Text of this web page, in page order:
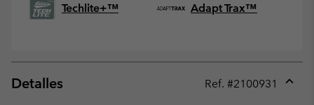
Techlite+™ Adapt Trax™
Detalles Ref. #2100931